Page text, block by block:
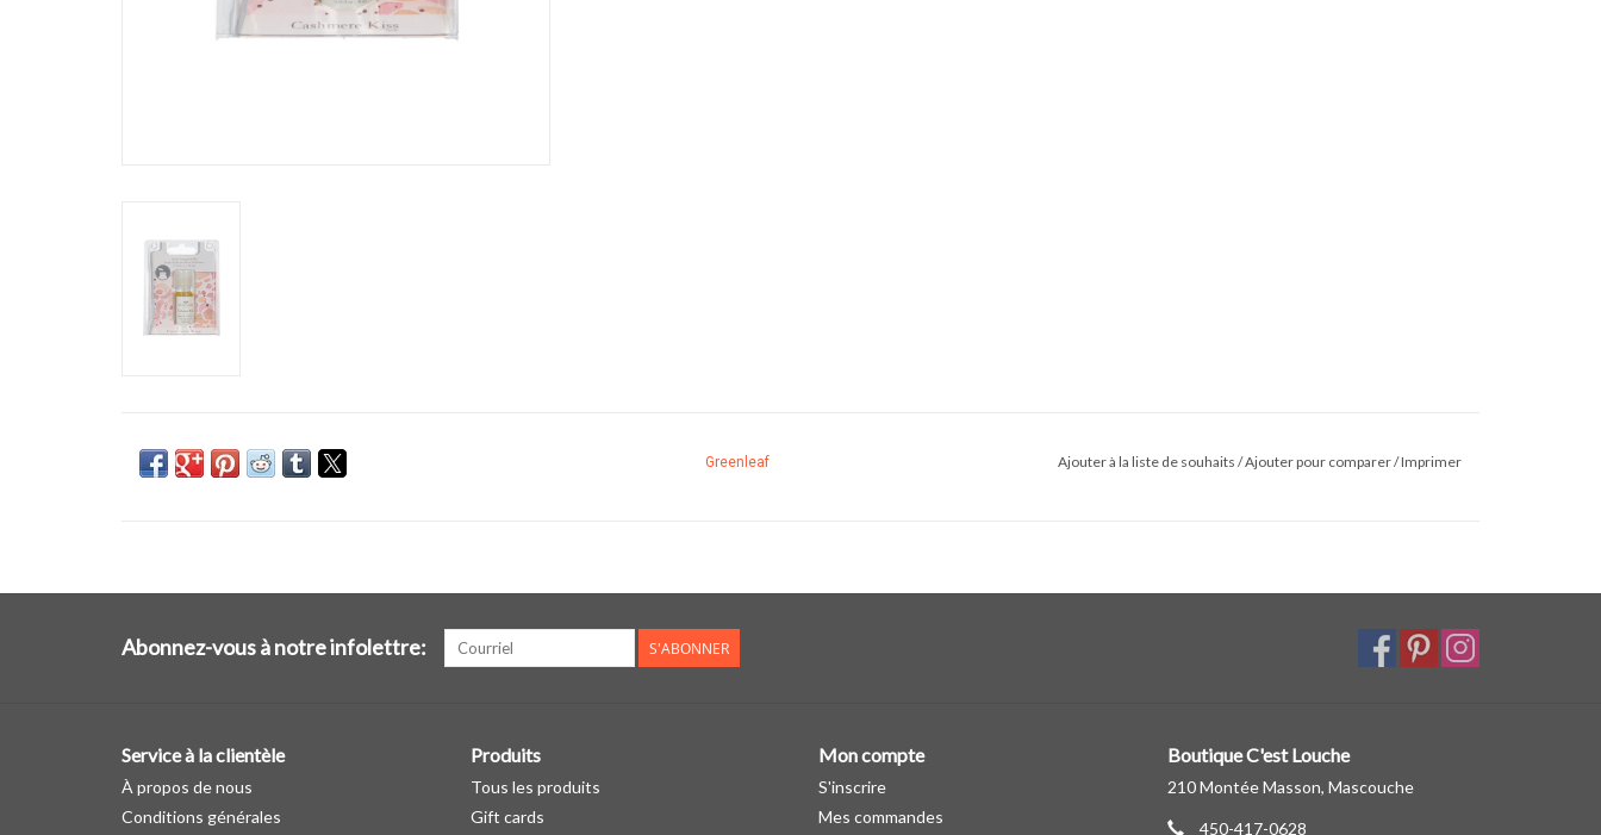
Greenleaf Ajouter à la liste de souhaits /Ajouter pour comparer/Imprimer
Abonnez-vous à notre infolettre: S'ABONNER
Service à la clientèle
À propos de nous
Conditions générales
Produits
Tous les produits
Gift cards
Mon compte
S'inscrire
Mes commandes
Boutique C'est Louche
210 Montée Masson, Mascouche
450-417-0628